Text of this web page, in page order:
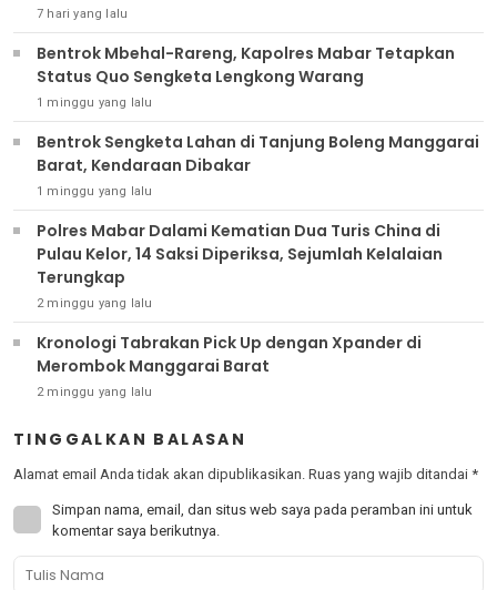
7 hari yang lalu
Bentrok Mbehal-Rareng, Kapolres Mabar Tetapkan
Status Quo Sengketa Lengkong Warang
1 minggu yang lalu
Bentrok Sengketa Lahan di Tanjung Boleng Manggarai
Barat, Kendaraan Dibakar
1 minggu yang lalu
Polres Mabar Dalami Kematian Dua Turis China di
Pulau Kelor, 14 Saksi Diperiksa, Sejumlah Kelalaian
Terungkap
2 minggu yang lalu
Kronologi Tabrakan Pick Up dengan Xpander di
Merombok Manggarai Barat
2 minggu yang lalu
TINGGALKAN BALASAN
Alamat email Anda tidak akan dipublikasikan. Ruas yang wajib ditandai *
Simpan nama, email, dan situs web saya pada peramban ini untuk
komentar saya berikutnya.